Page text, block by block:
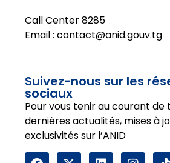
Call Center 8285
Email : contact@anid.gouv.tg
Suivez-nous sur les
sociaux
Pour vous tenir au courant de
dernières actualités, mises à
exclusivités sur l’ANID